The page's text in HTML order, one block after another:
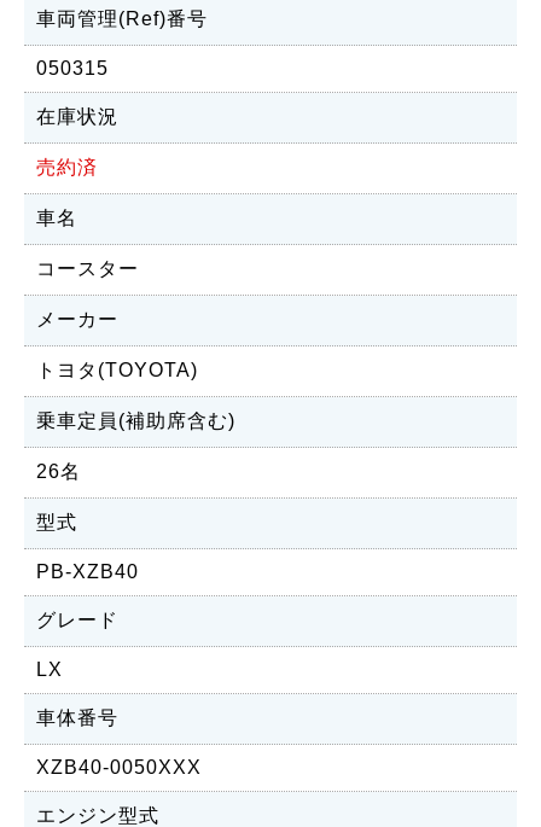
車両管理(Ref)番号
050315
在庫状況
売約済
車名
コースター
メーカー
トヨタ(TOYOTA)
乗車定員(補助席含む)
26名
型式
PB-XZB40
グレード
LX
車体番号
XZB40-0050XXX
エンジン型式